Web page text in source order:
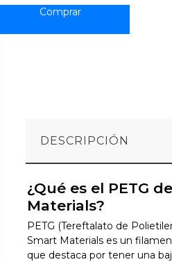
DESCRIPCIÓN
¿Qué es el PETG
Materials?
PETG (Tereftalato de
Smart Materials es un
que destaca por tener una